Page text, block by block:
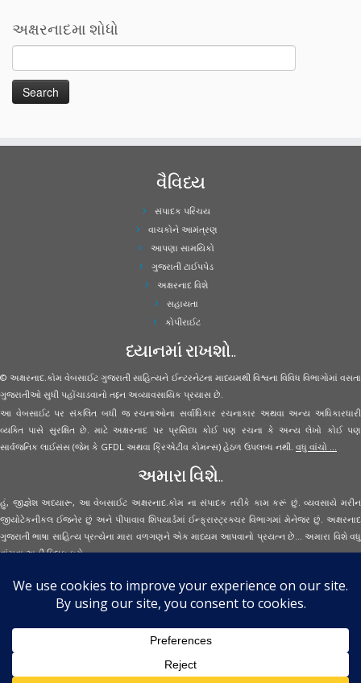
અક્ષરનાદમા શોધો
વૈવિધ્ય
સંપાદક પરિચય
વાચકોને આમંત્રણ
આપણા સામયિકો
ગુજરાતી ટાઈપપેડ
અક્ષરનાદ વિશે
સહાયતા
કોપીરાઈટ
ધ્યાનમાં રાખશો..
© અક્ષરનાદ.કોમ વેબસાઈટ ગુજરાતી સાહિત્યને ઈન્ટરનેટના માધ્યમથી વિશ્વના વિવિધ વિભાગોમાં વસતા
ગુજરાતીઓ સુધી પહોંચાડવાનો તદ્દન અવ્યાવસાયિક પ્રયાસ છે.
આ વેબસાઈટ પર સંકલિત બધી જ રચનાઓના સર્વાધિકાર રચનાકાર અથવા અન્ય અધિકારધારી
વ્યક્તિ પાસે સુરક્ષિત છે. માટે અક્ષરનાદ પર પ્રસિધ્ધ કોઈ પણ રચના કે અન્ય લેખો કોઈ પણ
સાર્વજનિક લાઈસંસ (જેમ કે GFDL અથવા ક્રિએટીવ કોમન્સ) હેઠળ ઉપલબ્ધ નથી. વધુ વાંચો ...
અમારા વિશે..
હું, જીજ્ઞેશ અધ્યારૂ, આ વેબસાઈટ અક્ષરનાદ.કોમ ના સંપાદક તરીકે કામ કરૂં છું. વ્યવસાયે મરીન
જીયોટેકનીકલ ઈજનેર છું અને પીપાવાવ શિપયાર્ડમાં ઈન્ફ્રાસ્ટ્રક્ચર વિભાગમાં મેનેજર છું. અક્ષરનાદ
ગુજરાતી ભાષા સાહિત્ય પ્રત્યેના મારા વળગણને એક માધ્યમ આપવાનો પ્રયત્ન છે... અમારા વિશે વધુ
વાંચવાઅહીં ક્લિક કરો...
Secured Site Assurance
Aksharnaad.com
By Jignesh Adhyaru ·
· All Rights Reserved ·